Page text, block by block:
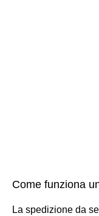
Come funziona
La spedizione da